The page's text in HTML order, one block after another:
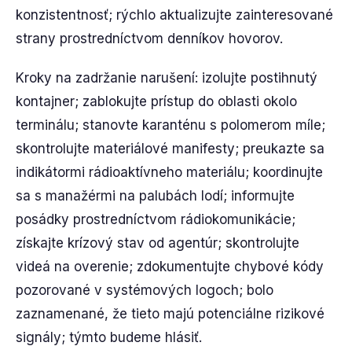
konzistentnosť; rýchlo aktualizujte zainteresované
strany prostredníctvom denníkov hovorov.
Kroky na zadržanie narušení: izolujte postihnutý
kontajner; zablokujte prístup do oblasti okolo
terminálu; stanovte karanténu s polomerom míle;
skontrolujte materiálové manifesty; preukazte sa
indikátormi rádioaktívneho materiálu; koordinujte
sa s manažérmi na palubách lodí; informujte
posádky prostredníctvom rádiokomunikácie;
získajte krízový stav od agentúr; skontrolujte
videá na overenie; zdokumentujte chybové kódy
pozorované v systémových logoch; bolo
zaznamenané, že tieto majú potenciálne rizikové
signály; týmto budeme hlásiť.